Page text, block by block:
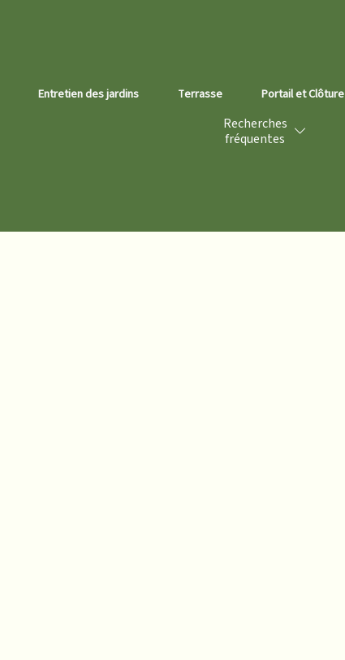
Entretien des jardins Terrasse Portail et Clôture
Recherches
fréquentes